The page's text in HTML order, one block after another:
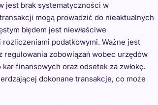
jest brak systematyczności w
mogą prowadzić do nieaktualnych
błędem jest niewłaściwe
podatkowymi. Ważne jest
regulowania zobowiązań wobec urzędów
finansowych oraz odsetek za zwłokę.
dokonane transakcje, co może